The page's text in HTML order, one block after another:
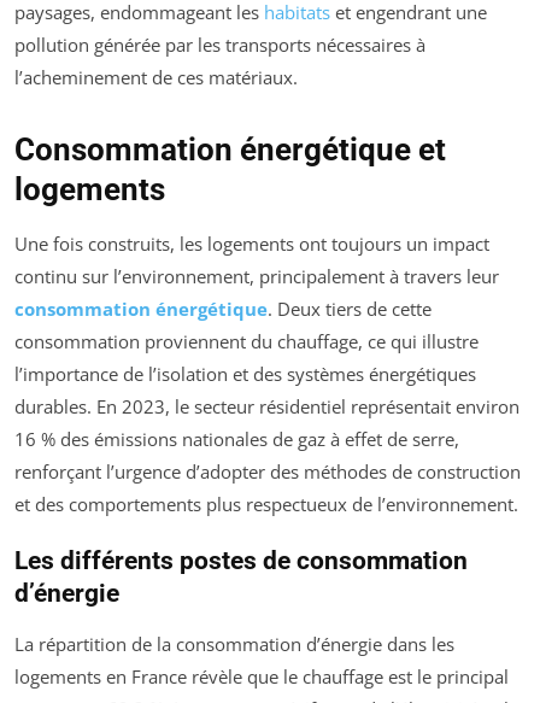
paysages, endommageant les habitats et engendrant une
pollution générée par les transports nécessaires à
l’acheminement de ces matériaux.
Consommation énergétique et
logements
Une fois construits, les logements ont toujours un impact
continu sur l’environnement, principalement à travers leur
consommation énergétique. Deux tiers de cette
consommation proviennent du chauffage, ce qui illustre
l’importance de l’isolation et des systèmes énergétiques
durables. En 2023, le secteur résidentiel représentait environ
16 % des émissions nationales de gaz à effet de serre,
renforçant l’urgence d’adopter des méthodes de construction
et des comportements plus respectueux de l’environnement.
Les différents postes de consommation
d’énergie
La répartition de la consommation d’énergie dans les
logements en France révèle que le chauffage est le principal